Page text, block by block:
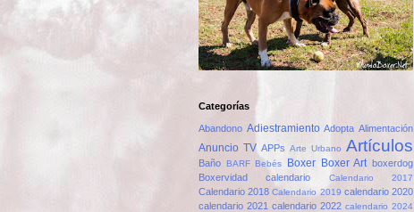
Categorías
Abandono Adiestramiento Adopta Alimentación
Anuncio TV APPs Arte Urbano Artículos
Baño BARF Bebés Boxer Boxer Art boxerdog
Boxervidad
calendario Calendario 2017
Calendario 2018 Calendario 2019 calendario 2020
calendario 2021 calendario 2022 calendario 2024